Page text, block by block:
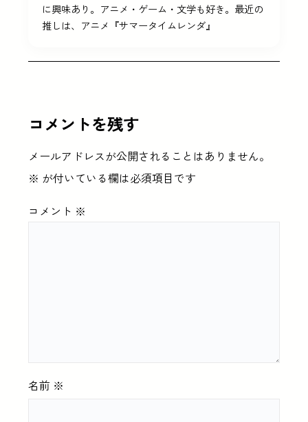
に興味あり。アニメ・ゲーム・文学も好き。最近の
推しは、アニメ『サマータイムレンダ』
コメントを残す
メールアドレスが公開されることはありません。
※ が付いている欄は必須項目です
コメント ※
名前 ※